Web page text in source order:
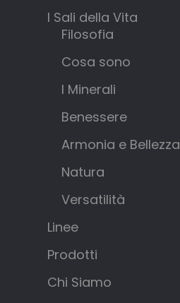
I Sali della Vita
Filosofia
Cosa sono
I Minerali
Benessere
Armonia e Bellezza
Natura
Versatilità
Linee
Prodotti
Chi Siamo